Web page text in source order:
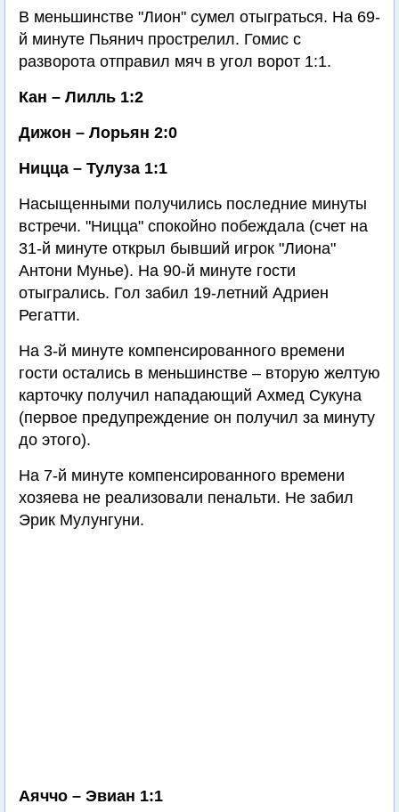
В меньшинстве "Лион" сумел отыграться. На 69-
й минуте Пьянич прострелил. Гомис с
разворота отправил мяч в угол ворот 1:1.
Кан – Лилль 1:2
Дижон – Лорьян 2:0
Ницца – Тулуза 1:1
Насыщенными получились последние минуты
встречи. "Ницца" спокойно побеждала (счет на
31-й минуте открыл бывший игрок "Лиона"
Антони Мунье). На 90-й минуте гости
отыгрались. Гол забил 19-летний Адриен
Регатти.
На 3-й минуте компенсированного времени
гости остались в меньшинстве – вторую желтую
карточку получил нападающий Ахмед Сукуна
(первое предупреждение он получил за минуту
до этого).
На 7-й минуте компенсированного времени
хозяева не реализовали пенальти. Не забил
Эрик Мулунгуни.
Аяччо – Эвиан 1:1